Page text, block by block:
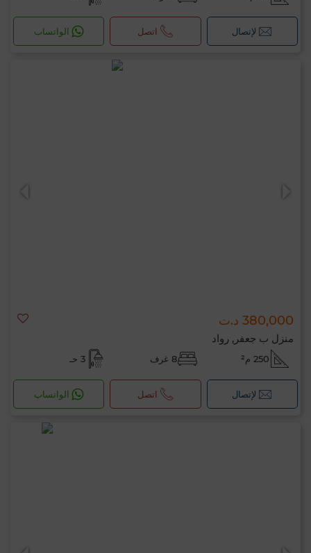
لإتصال اتصل الواتساب
380,000 د.ت
منزل ب جعفر, رواد
250 م² 8 غرف 3 حـ
لإتصال اتصل الواتساب